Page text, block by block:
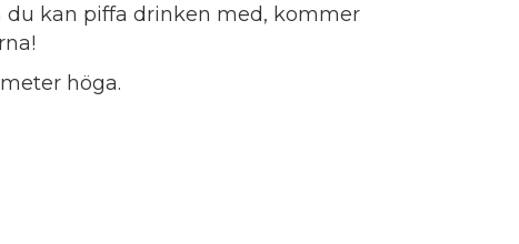
du kan piffa drinken med, kommer
höga.